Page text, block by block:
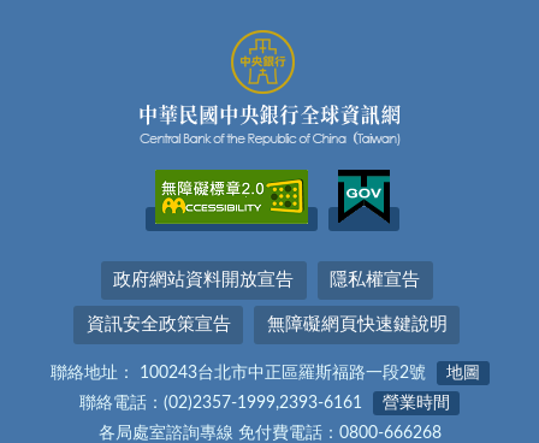
政府網站資料開放宣告 隱私權宣告
資訊安全政策宣告 無障礙網頁快速鍵說明
聯絡地址： 100243台北市中正區羅斯福路一段2號
地圖
聯絡電話：(02)2357-1999,2393-6161
營業時間
各局處室諮詢專線 免付費電話：0800-666268